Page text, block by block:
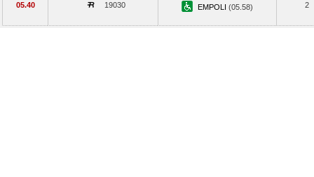
05.40 19030 EMPOLI (05.58) 2